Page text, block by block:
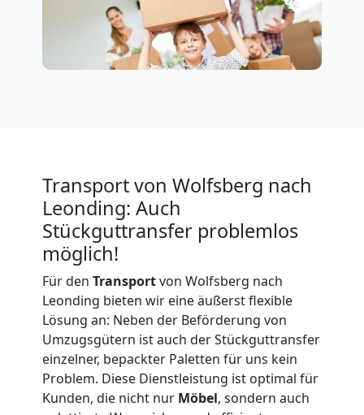
Transport von Wolfsberg nach
Leonding: Auch
Stückguttransfer problemlos
möglich!
Für den Transportvon Wolfsberg nach
Leonding bieten wir eine äußerst flexible
Lösung an: Neben der Beförderung von
Umzugsgütern ist auch der Stückguttransfer
einzelner, bepackter Paletten für uns kein
Problem. Diese Dienstleistung ist optimal für
Kunden, die nicht nur Möbel, sondern auch
Wolfsberg
Expressumzug
Tragehilfe
Wolfsberg
Kleiner
Umzug
Wolfsberg